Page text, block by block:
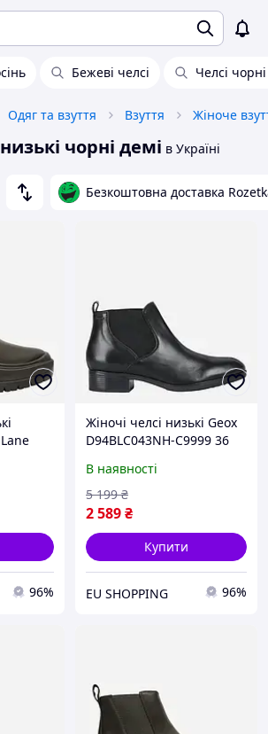
Бежеві челсі Челсі
Одяг та взуття Взуття Жіноче
чорні демі в Україні
Безкоштовна доставка
96%
Жіночі челсі низькі Geox
D94BLC043NH-C9999 36
В наявності
2 589₴
5 199 ₴
Купити
EU SHOPPING 96%